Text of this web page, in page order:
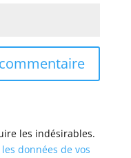
les indésirables.
données de vos